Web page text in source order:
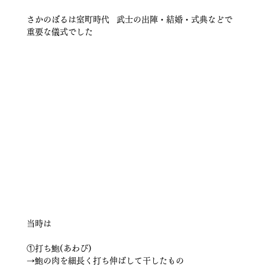
さかのぼるは室町時代   武士の出陣・結婚・式典などで
重要な儀式でした
当時は
①打ち鮑(あわび)
→鮑の肉を細長く打ち伸ばして干したもの